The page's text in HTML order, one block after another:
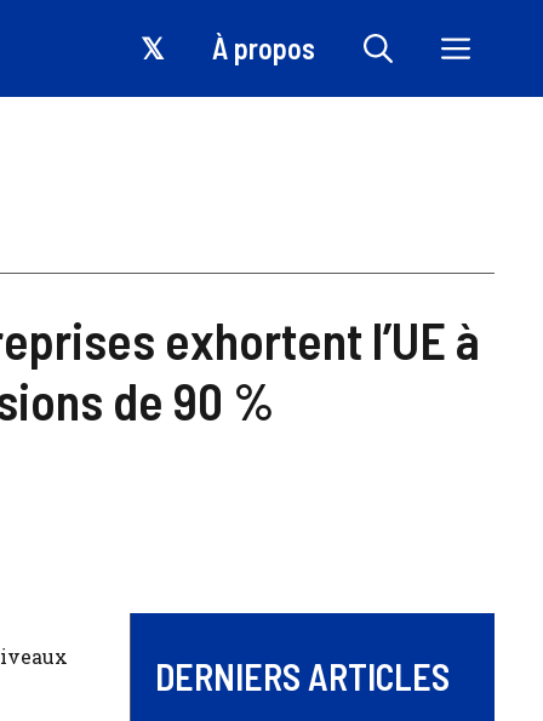
𝕏 À propos
exhortent l’UE à
de 90 %
DERNIERS ARTICLES